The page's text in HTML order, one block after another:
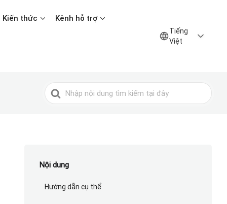
Kiến thức Kênh hỗ trợ
Tiếng
Việt
Tìm
kiếm
Nội dung
Hướng dẫn cụ thể